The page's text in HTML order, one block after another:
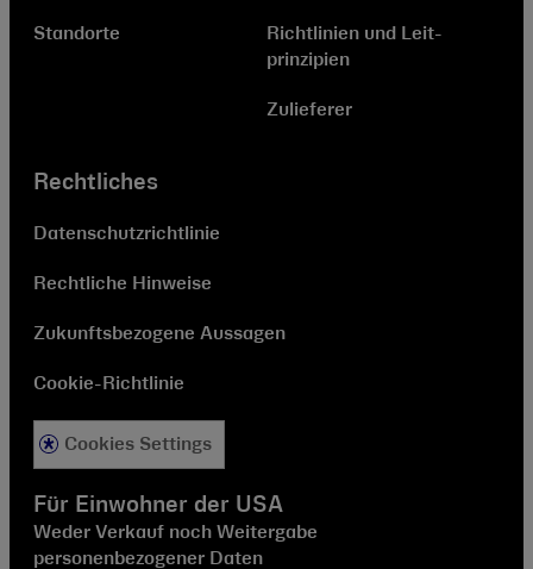
Standorte
Richtlinien und Leit­
prinzipien
Zulieferer
Rechtliches
Datenschutzrichtlinie
Rechtliche Hinweise
Zukunftsbezogene Aussagen
Cookie-Richtlinie
Cookies Settings
Für Einwohner der USA
Weder Verkauf noch Weitergabe
personenbezogener Daten